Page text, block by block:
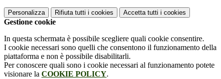
Personalizza Rifiuta tutti i cookies Accetta tutti i cookies
Gestione cookie
In questa schermata è possibile scegliere quali cookie consentire.
I cookie necessari sono quelli che consentono il funzionamento della
piattaforma e non è possibile disabilitarli.
Per conoscere quali sono i cookie necessari al funzionamento potete
visionare la COOKIE POLICY.